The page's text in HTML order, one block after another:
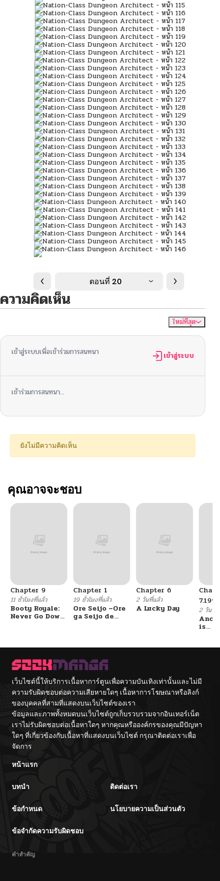
ตอนที่ 20
ความคิดเห็น
ใหม่ที่สุด
เข้าสู่ระบบเพื่อเข้าร่วมการสนทนา เข้าสู่ระบบ
เข้าร่วมการสนทนา...
ยังไม่มีความคิดเห็น
คุณอาจจะชอบ
Chapter 9
11 ชั่วโมงที่แล้ว
Booty Royale:
Never Go Down
Chapter 1
19 ชั่วโมงที่แล้ว
Ore Seijo ~Ore
ga Seijo de
Game Kanzen
Itashimasu wa~
Chapter 6
2 วันที่แล้ว
A Lucky Day 2 วันที่แ
is
เว็บไซต์นี้ให้บริการเนื้อหาการ์ตูนเพื่อความบันเทิงเท่านั้นและไม่มี
ความรับผิดชอบต่อความเสียหายใดๆ เนื้อหาการโฆษณาหรือลิงก์
ของบุคคลที่สามที่แสดงบนเว็บไซต์ของเรา
ข้อมูลและภาพทั้งหมดบนเว็บไซต์ถูกเก็บรวบรวมจากอินเทอร์เน็ต
เราไม่รับผิดชอบต่อเนื้อหาใดๆ หากคุณหรือองค์กรของคุณมีปัญหา
ใดๆ ที่เกี่ยวข้องกับเนื้อหาที่แสดงบนเว็บไซต์ กรุณาติดต่อเราเพื่อ
จัดการ
หน้าแรก
บทนำ ติดต่อเรา
ข้อกำหนด นโยบายความเป็นส่วนตัว
ข้อจำกัดความรับผิดชอบ
คำสำคัญ